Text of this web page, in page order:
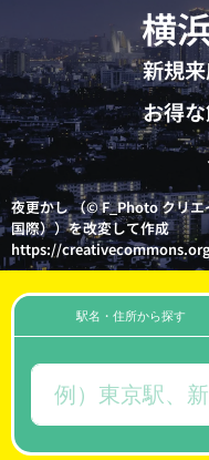
横
新規
お得
夜更かし （© F_Photo クリ
国際））を改変して作成
https://
駅名・住所から探す